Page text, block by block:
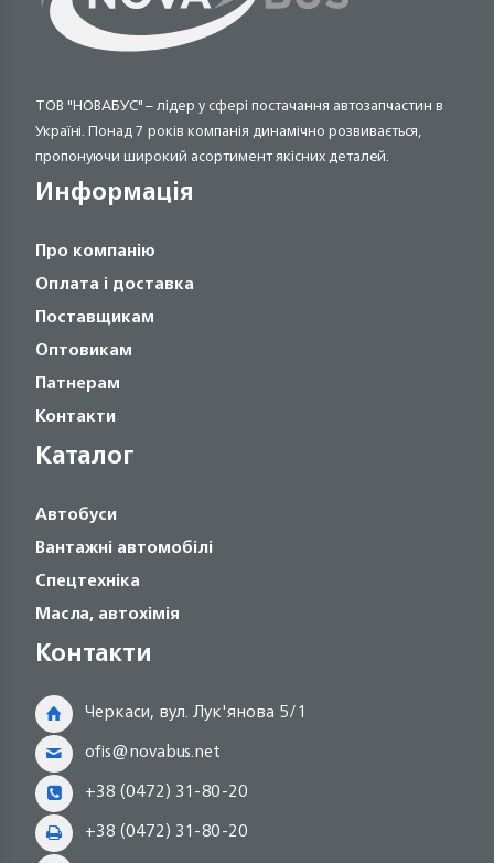
ТОВ "НОВАБУС" – лідер у сфері постачання автозапчастин в
Україні. Понад 7 років компанія динамічно розвивається,
пропонуючи широкий асортимент якісних деталей.
Информація
Про компанію
Оплата і доставка
Поставщикам
Оптовикам
Патнерам
Контакти
Каталог
Автобуси
Вантажні автомобілі
Спецтехніка
Масла, автохімія
Контакти
Черкаси, вул. Лук'янова 5/1
ofis@novabus.net
+38 (0472) 31-80-20
+38 (0472) 31-80-20